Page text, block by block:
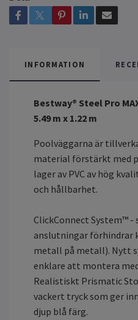
INFORMATION
Bestway® Steel Pro
5.49 m x 1.22 m
Poolväggarna är
material förstärkt med
lager av PVC av hög
och hållbarhet.
ClickConnect System™ -
anslutningar förhindrar
metall på metall). Nytt
enklare att montera
Realistiskt Prismatic
vackert tryck som ger
djup blå färg.